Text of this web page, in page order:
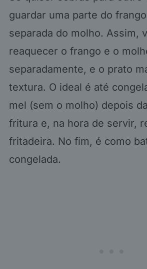
guardar uma parte do
separada do molho. Assim,
reaquecer o frango e o
separadamente, e o prato
textura. O ideal é até
mel (sem o molho) depois
fritura e, na hora de servir,
fritadeira. No fim, é como
congelada.